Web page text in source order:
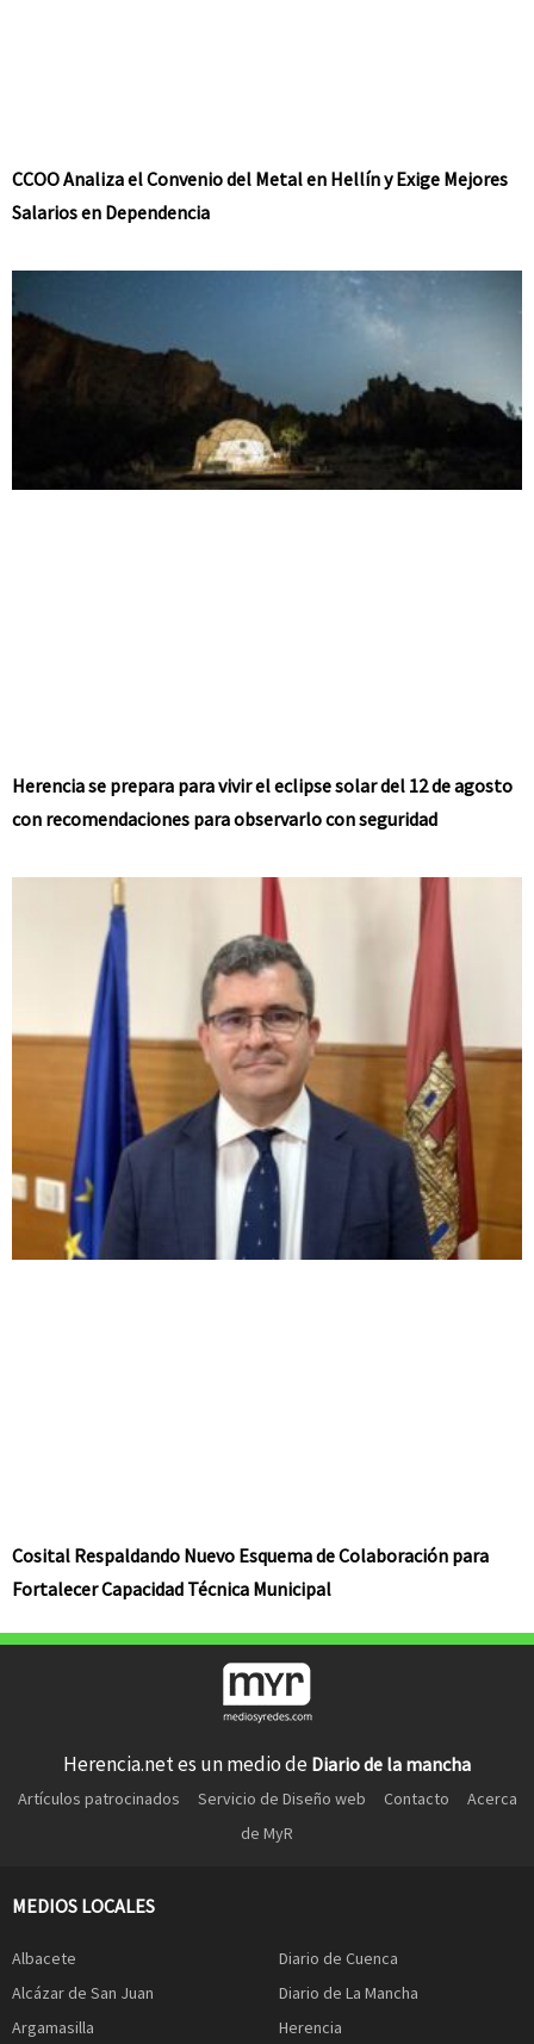
CCOO Analiza el Convenio del Metal en Hellín y Exige Mejores
Salarios en Dependencia
Herencia se prepara para vivir el eclipse solar del 12 de agosto
con recomendaciones para observarlo con seguridad
Cosital Respaldando Nuevo Esquema de Colaboración para
Fortalecer Capacidad Técnica Municipal
Herencia.net es un medio de Diario de la mancha
Artículos patrocinados Servicio de Diseño web Contacto
Acerca
de MyR
MEDIOS LOCALES
Albacete
Alcázar de San Juan
Argamasilla
Diario de Cuenca
Diario de La Mancha
Herencia